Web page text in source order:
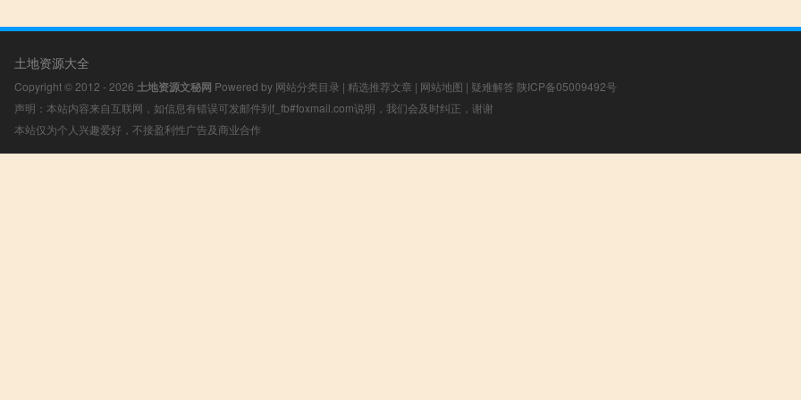
土地资源大全
Copyright © 2012 - 2026 土地资源文秘网 Powered by 网站分类目录 | 精选推荐文章 | 网站地图 | 疑难解答 陕ICP备05009492号
声明：本站内容来自互联网，如信息有错误可发邮件到f_fb#foxmail.com说明，我们会及时纠正，谢谢
本站仅为个人兴趣爱好，不接盈利性广告及商业合作